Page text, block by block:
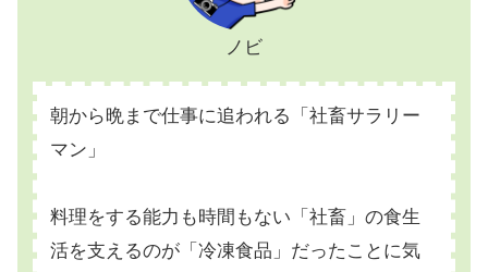
ノビ
朝から晩まで仕事に追われる「社畜サラリー
マン」
料理をする能力も時間もない「社畜」の食生
活を支えるのが「冷凍食品」だったことに気